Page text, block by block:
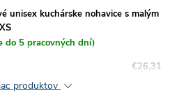
unisex kuchárske nohavice s malým
do 5 pracovných dní)
€26,31
produktov